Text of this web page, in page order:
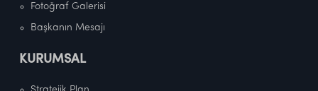
Fotoğraf Galerisi
Başkanın Mesajı
KURUMSAL